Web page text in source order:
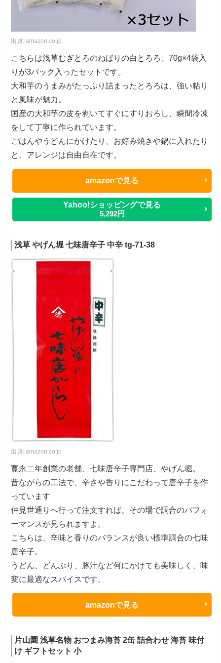
出典:amazon.co.jp
こちらは浅草むぎとろのねばりの白とろろ、70g×4袋入
りが3パック入ったセットです。
大和芋のうまみがたっぷり詰まったとろろは、強い粘り
と風味が魅力。
国産の大和芋の皮を剥いてすぐにすりおろし、瞬間冷凍
をして丁寧に作られています。
ごはんやうどんにかけたり、お好み焼きや鍋に入れたり
と、アレンジは自由自在です。
amazonで見る
Yahoo!ショッピングで見る
5,292円
浅草 やげん堀 七味唐辛子 中辛 tg-71-38
出典:amazon.co.jp
寛永二年創業の老舗、七味唐辛子専門店、やげん堀。
昔ながらの工法で、辛さや香りにこだわって唐辛子を作
っています
仲見世通りへ行って注文すれば、その場で調合のパフォ
ーマンスが見られますよ。
こちらは、辛味と香りのバランスが良い標準調合の七味
唐辛子。
うどん、どんぶり、豚汁など何にかけても美味しく、味
変に最適なスパイスです。
amazonで見る
片山園 浅草名物 おつまみ海苔 2缶 詰合わせ 海苔 味付
け ギフトセット 小